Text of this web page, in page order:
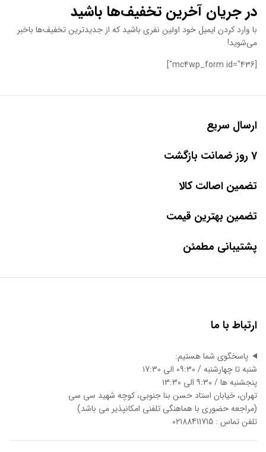
در جریان آخرین تخفیف‌ها باشید
با وارد کردن ایمیل خود اولین نفری باشید که از جدیدترین تخفیف‌ها باخبر
می‌شوید!
[mc4wp_form id="436"]
ارسال سریع
7 روز ضمانت بازگشت
تضمین اصالت کالا
تضمین بهترین قیمت
پشتیبانی مطمئن
ارتباط با ما
پاسخگوی شما هستیم:
شنبه تا چهارشنبه / ۰۹:۳۰ الی ۱7:3۰
پنجشنبه ها / ۹:۳۰ الی ۱3:3۰
تهران، خیابان استاد حسن بنا جنوبی، کوچه شهید سی سی
(مراجعه حضوری با هماهنگی تلفنی امکانپذیر می باشد)
تلفن تماس : 02188411715